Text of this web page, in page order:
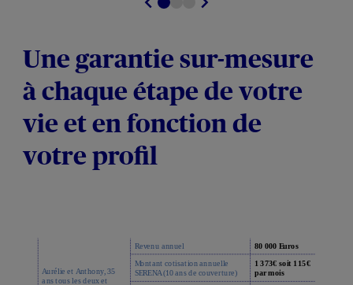
Une garantie sur-mesure
à chaque étape de votre
vie et en fonction de
votre profil